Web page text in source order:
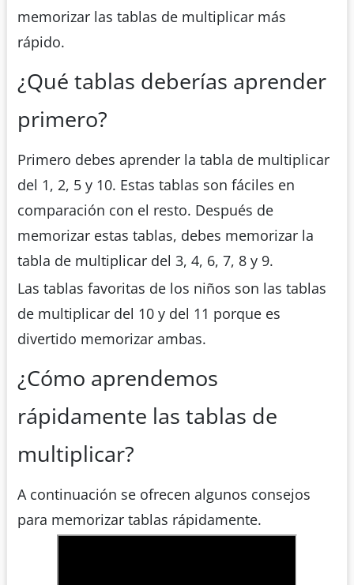
memorizar las tablas de multiplicar más
rápido.
¿Qué tablas deberías aprender
primero?
Primero debes aprender la tabla de multiplicar
del 1, 2, 5 y 10. Estas tablas son fáciles en
comparación con el resto. Después de
memorizar estas tablas, debes memorizar la
tabla de multiplicar del 3, 4, 6, 7, 8 y 9.
Las tablas favoritas de los niños son las tablas
de multiplicar del 10 y del 11 porque es
divertido memorizar ambas.
¿Cómo aprendemos
rápidamente las tablas de
multiplicar?
A continuación se ofrecen algunos consejos
para memorizar tablas rápidamente.